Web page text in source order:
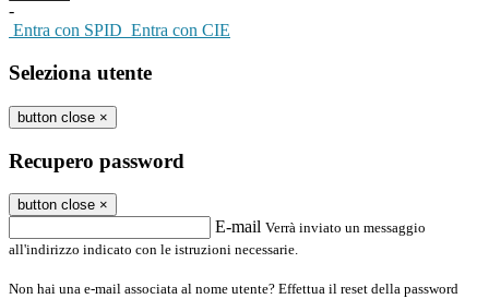
-
Entra con SPID Entra con CIE
Seleziona utente
button close ×
Recupero password
button close ×
E-mail Verrà inviato un messaggio
all'indirizzo indicato con le istruzioni necessarie.
Non hai una e-mail associata al nome utente? Effettua il reset della password